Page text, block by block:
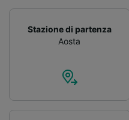
Stazione di partenza
Aosta